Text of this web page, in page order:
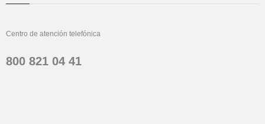
Centro de atención telefónica
800 821 04 41